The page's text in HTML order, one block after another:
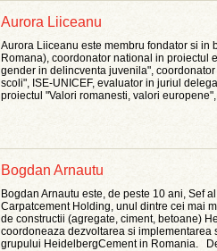
Aurora Liiceanu
Aurora Liiceanu este membru fondator si in
Romana), coordonator national in proiectul
gender in delincventa juvenila",
scoli", ISE-UNICEF, evaluator in juriul
proiectul "Valori romanesti, valori
Bogdan Arnautu
Bogdan Arnautu este, de peste 10 ani, Sef
Carpatcement Holding, unul dintre cei mai
de constructii (agregate, ciment, betoane)
coordoneaza dezvoltarea si
grupului HeidelbergCement in Romania.